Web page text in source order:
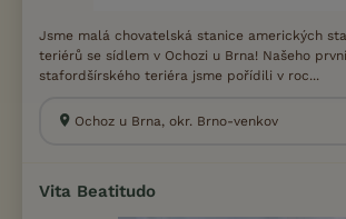
Jsme malá chovatelská stanice amerických
teriérů se sídlem v Ochozi u Brna! Našeho
stafordšírského teriéra jsme pořídili v roc...
Ochoz u Brna, okr. Brno-venkov
Vita Beatitudo